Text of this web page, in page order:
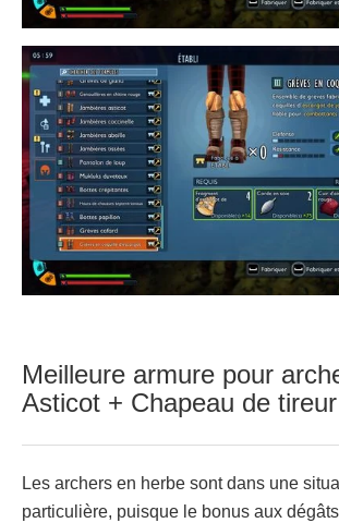
Meilleure armure pour
Asticot + Chapeau de
Les archers en herbe sont dans une
particulière, puisque le bonus aux